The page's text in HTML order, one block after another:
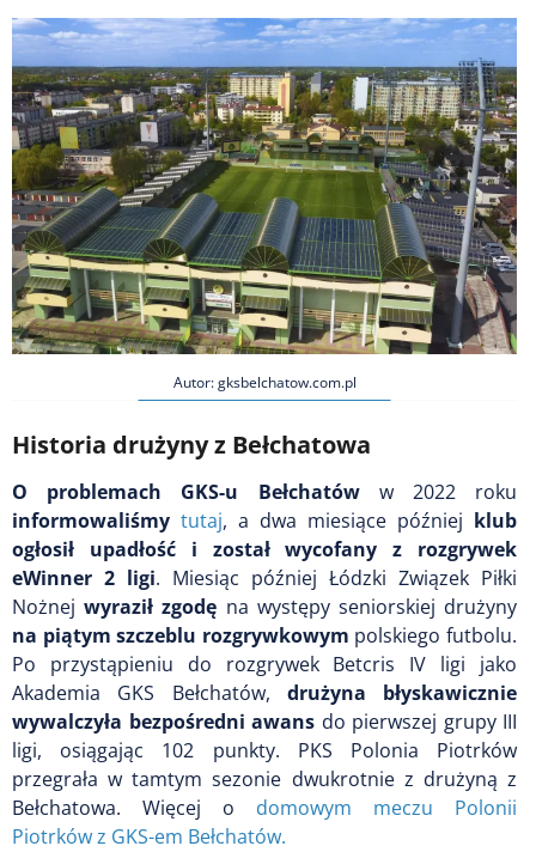
Autor: gksbelchatow.com.pl
Historia drużyny z Bełchatowa
O problemach GKS-u Bełchatóww 2022 roku
informowaliśmy tutaj, a dwa miesiące później klub
ogłosił upadłość i został wycofany z rozgrywek
eWinner 2 ligi. Miesiąc później Łódzki Związek Piłki
Nożnejwyraził zgodę na występy seniorskiej drużyny
na piątym szczeblu rozgrywkowym polskiego futbolu.
Po przystąpieniu do rozgrywek Betcris IV ligi jako
Akademia GKS Bełchatów, drużyna błyskawicznie
wywalczyła bezpośredni awans do pierwszej grupy III
ligi, osiągając 102 punkty. PKS Polonia Piotrków
przegrała w tamtym sezonie dwukrotnie z drużyną z
Bełchatowa. Więcej o domowym meczu Polonii
Piotrków z GKS-em Bełchatów.